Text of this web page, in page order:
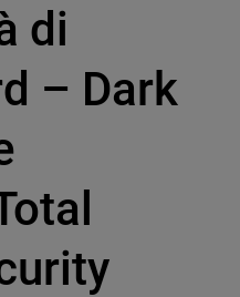
di
– Dark